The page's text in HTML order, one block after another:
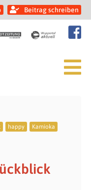
Beitrag schreiben
happy
Kamioka